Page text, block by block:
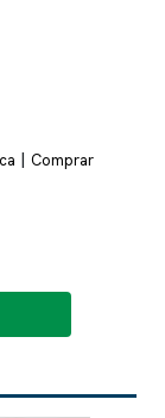
| Comprar